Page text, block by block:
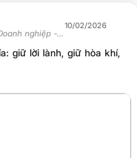
nghiệp -
10/02/2026
giữ lời lành, giữ hòa khí,